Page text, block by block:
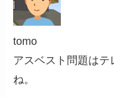
tomo
アスベスト問題はテ
ね。